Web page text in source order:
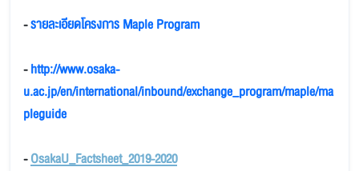
-รายละเอียดโครงการ Maple Program
-http://www.osaka-
u.ac.jp/en/international/inbound/exchange_program/maple/ma
pleguide
-OsakaU_Factsheet_2019-2020